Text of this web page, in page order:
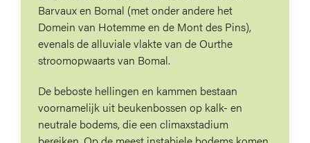
Barvaux en Bomal (met onder andere het
Domein van Hotemme en de Mont des Pins),
evenals de alluviale vlakte van de Ourthe
stroomopwaarts van Bomal.
De beboste hellingen en kammen bestaan
voornamelijk uit beukenbossen op kalk- en
neutrale bodems, die een climaxstadium